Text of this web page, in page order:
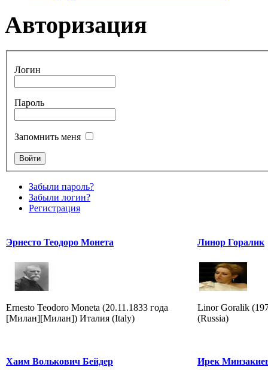
Авторизация
Логин
Пароль
Запомнить меня
Забыли пароль?
Забыли логин?
Регистрация
Эрнесто Теодоро Монета
Ernesto Teodoro Moneta (20.11.1833 года
[Милан][Милан]) Италия (Italy)
Линор Горалик
Linor Goralik
(Russia)
Хаим Волькович Бейдер Ирек